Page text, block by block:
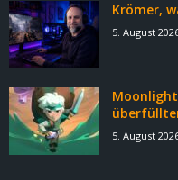
Krömer,
5. August
5. August